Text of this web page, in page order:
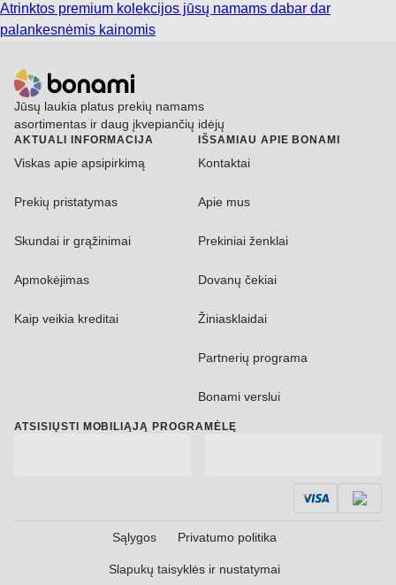
Atrinktos premium kolekcijos jūsų namams dabar dar
palankesnėmis kainomis
Jūsų laukia platus prekių namams
asortimentas ir daug įkvepiančių idėjų
AKTUALI INFORMACIJA
Viskas apie apsipirkimą
Prekių pristatymas
Skundai ir grąžinimai
Apmokėjimas
Kaip veikia kreditai
IŠSAMIAU APIE BONAMI
Kontaktai
Apie mus
Prekiniai ženklai
Dovanų čekiai
Žiniasklaidai
Partnerių programa
Bonami verslui
ATSISIŲSTI MOBILIĄJĄ PROGRAMĖLĘ
Sąlygos Privatumo politika
Slapukų taisyklės ir nustatymai